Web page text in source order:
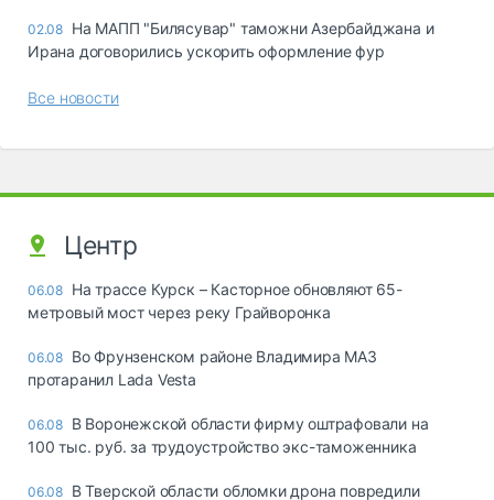
02.08 На МАПП "Билясувар" таможни Азербайджана и
Ирана договорились ускорить оформление фур
Все новости
Центр
06.08 На трассе Курск – Касторное обновляют 65-
метровый мост через реку Грайворонка
06.08 Во Фрунзенском районе Владимира МАЗ
протаранил Lada Vesta
06.08 В Воронежской области фирму оштрафовали на
100 тыс. руб. за трудоустройство экс-таможенника
06.08 В Тверской области обломки дрона повредили